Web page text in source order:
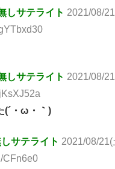
しサテライト 2021/08/
しサテライト 2021/08/
(´・ω・｀)
サテライト 2021/08/21(
CFn6e0